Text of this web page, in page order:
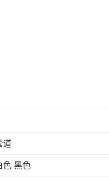
道
色 黑色